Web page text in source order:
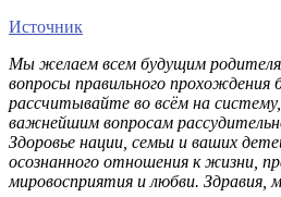
Источник
Мы желаем всем будущим
вопросы правильного прохождения
рассчитывайте во всём на
важнейшим вопросам
Здоровье нации, семьи и ваших
осознанного отношения к жизни,
мировосприятия и любви. Здравия,